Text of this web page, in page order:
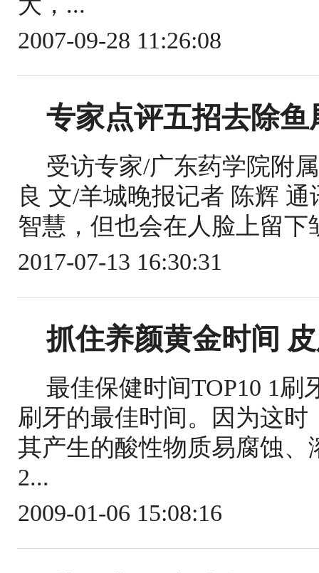
2007-09-28 11:26:08
专家点评五招去除
受访专家/广东药学院附
良 文/羊城晚报记者 陈辉
智慧，但也会在人脸上留
2017-07-13 16:30:31
抓住养颜黄金时间
最佳保健时间TOP10 1
刷牙的最佳时间。因为这
其产生的酸性物质易腐蚀
2...
2009-01-06 15:08:16